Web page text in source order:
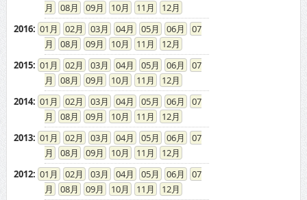
08
09 10 11
12
2016: 01 02 03 04 05 06
07
08
09 10 11
12
2015: 01 02 03 04 05 06
07
08
09 10 11
12
2014: 01 02 03 04 05 06
07
08
09 10 11
12
2013: 01 02 03 04 05 06
07
08
09 10 11
12
2012: 01 02 03 04 05 06
07
08
09 10 11
12